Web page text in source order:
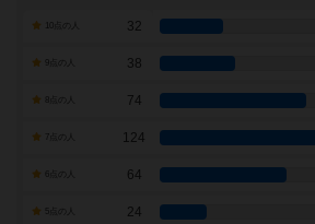
32
38
74
7点の人 124
64
24